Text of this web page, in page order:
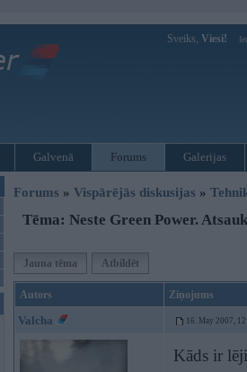
Sveiks, Viesi!
Galvenā Forums Galerijas
Forums » Vispārējās diskusijas »
Tēma: Neste Green Power.
Jauna tēma Atbildēt
Autors Ziņojums
Valcha 16. May 2007,
Kāds ir